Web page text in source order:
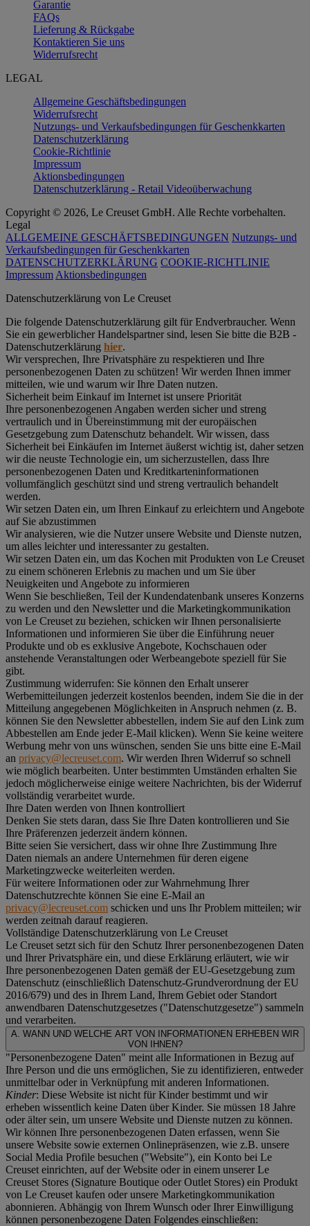
Garantie
FAQs
Lieferung & Rückgabe
Kontaktieren Sie uns
Widerrufsrecht
LEGAL
Allgemeine Geschäftsbedingungen
Widerrufsrecht
Nutzungs- und Verkaufsbedingungen für Geschenkkarten
Datenschutzerklärung
Cookie-Richtlinie
Impressum
Aktionsbedingungen
Datenschutzerklärung - Retail Videoüberwachung
Copyright © 2026, Le Creuset GmbH. Alle Rechte vorbehalten.
Legal
ALLGEMEINE GESCHÄFTSBEDINGUNGEN Nutzungs- und
Verkaufsbedingungen für Geschenkkarten
DATENSCHUTZERKLÄRUNG COOKIE-RICHTLINIE
Impressum Aktionsbedingungen
Datenschutz­erklärung von Le Creuset
Die folgende Datenschutzerklärung gilt für Endverbraucher. Wenn
Sie ein gewerblicher Handelspartner sind, lesen Sie bitte die B2B -
Datenschutzerklärung hier.
Wir versprechen, Ihre Privatsphäre zu respektieren und Ihre
personenbezogenen Daten zu schützen! Wir werden Ihnen immer
mitteilen, wie und warum wir Ihre Daten nutzen.
Sicherheit beim Einkauf im Internet ist unsere Priorität
Ihre personenbezogenen Angaben werden sicher und streng
vertraulich und in Übereinstimmung mit der europäischen
Gesetzgebung zum Datenschutz behandelt. Wir wissen, dass
Sicherheit bei Einkäufen im Internet äußerst wichtig ist, daher setzen
wir die neuste Technologie ein, um sicherzustellen, dass Ihre
personenbezogenen Daten und Kreditkarteninformationen
vollumfänglich geschützt sind und streng vertraulich behandelt
werden.
Wir setzen Daten ein, um Ihren Einkauf zu erleichtern und Angebote
auf Sie abzustimmen
Wir analysieren, wie die Nutzer unsere Website und Dienste nutzen,
um alles leichter und interessanter zu gestalten.
Wir setzen Daten ein, um das Kochen mit Produkten von Le Creuset
zu einem schöneren Erlebnis zu machen und um Sie über
Neuigkeiten und Angebote zu informieren
Wenn Sie beschließen, Teil der Kundendatenbank unseres Konzerns
zu werden und den Newsletter und die Marketingkommunikation
von Le Creuset zu beziehen, schicken wir Ihnen personalisierte
Informationen und informieren Sie über die Einführung neuer
Produkte und ob es exklusive Angebote, Kochschauen oder
anstehende Veranstaltungen oder Werbeangebote speziell für Sie
gibt.
Zustimmung widerrufen: Sie können den Erhalt unserer
Werbemitteilungen jederzeit kostenlos beenden, indem Sie die in der
Mitteilung angegebenen Möglichkeiten in Anspruch nehmen (z. B.
können Sie den Newsletter abbestellen, indem Sie auf den Link zum
Abbestellen am Ende jeder E-Mail klicken). Wenn Sie keine weitere
Werbung mehr von uns wünschen, senden Sie uns bitte eine E-Mail
an privacy@lecreuset.com. Wir werden Ihren Widerruf so schnell
wie möglich bearbeiten. Unter bestimmten Umständen erhalten Sie
jedoch möglicherweise einige weitere Nachrichten, bis der Widerruf
vollständig verarbeitet wurde.
Ihre Daten werden von Ihnen kontrolliert
Denken Sie stets daran, dass Sie Ihre Daten kontrollieren und Sie
Ihre Präferenzen jederzeit ändern können.
Bitte seien Sie versichert, dass wir ohne Ihre Zustimmung Ihre
Daten niemals an andere Unternehmen für deren eigene
Marketingzwecke weiterleiten werden.
Für weitere Informationen oder zur Wahrnehmung Ihrer
Datenschutzrechte können Sie eine E-Mail an
privacy@lecreuset.com schicken und uns Ihr Problem mitteilen; wir
werden zeitnah darauf reagieren.
Vollständige Datenschutzerklärung von Le Creuset
Le Creuset setzt sich für den Schutz Ihrer personenbezogenen Daten
und Ihrer Privatsphäre ein, und diese Erklärung erläutert, wie wir
Ihre personenbezogenen Daten gemäß der EU-Gesetzgebung zum
Datenschutz (einschließlich Datenschutz-Grundverordnung der EU
2016/679) und des in Ihrem Land, Ihrem Gebiet oder Standort
anwendbaren Datenschutzgesetzes ("Datenschutzgesetze") sammeln
und verarbeiten.
A. WANN UND WELCHE ART VON INFORMATIONEN ERHEBEN WIR
VON IHNEN?
"Personenbezogene Daten" meint alle Informationen in Bezug auf
Ihre Person und die uns ermöglichen, Sie zu identifizieren, entweder
unmittelbar oder in Verknüpfung mit anderen Informationen.
Kinder: Diese Website ist nicht für Kinder bestimmt und wir
erheben wissentlich keine Daten über Kinder. Sie müssen 18 Jahre
oder älter sein, um unsere Website und Dienste nutzen zu können.
Wir können Ihre personenbezogenen Daten erfassen, wenn Sie
unsere Website sowie externen Onlinepräsenzen, wie z.B. unsere
Social Media Profile besuchen ("Website"), ein Konto bei Le
Creuset einrichten, auf der Website oder in einem unserer Le
Creuset Stores (Signature Boutique oder Outlet Stores) ein Produkt
von Le Creuset kaufen oder unsere Marketingkommunikation
abonnieren. Abhängig von Ihrem Wunsch oder Ihrer Einwilligung
können personenbezogene Daten Folgendes einschließen: